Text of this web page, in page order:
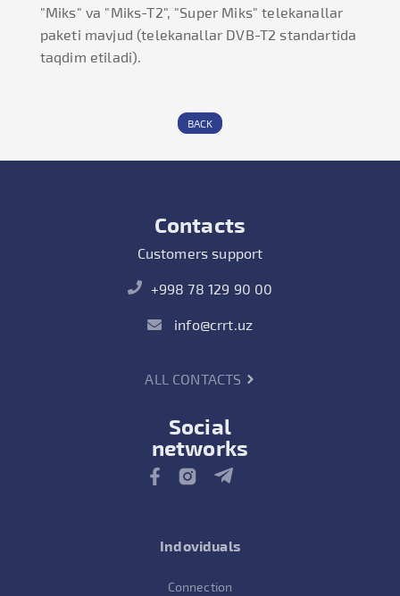
"Miks" va "Miks-T2", "Super Miks" telekanallar
paketi mavjud (telekanallar DVB-T2 standartida
taqdim etiladi).
BACK
Contacts
Customers support
+998 78 129 90 00
info@crrt.uz
ALL CONTACTS
Social
networks
Indoviduals
Connection